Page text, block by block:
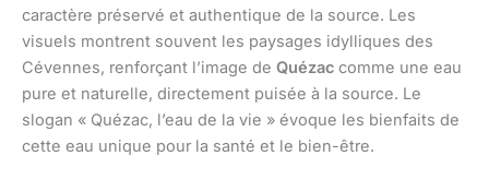
caractère préservé et authentique de la source. Les
visuels montrent souvent les paysages idylliques des
Cévennes, renforçant l’image de Quézac comme une eau
pure et naturelle, directement puisée à la source. Le
slogan « Quézac, l’eau de la vie » évoque les bienfaits de
cette eau unique pour la santé et le bien-être.